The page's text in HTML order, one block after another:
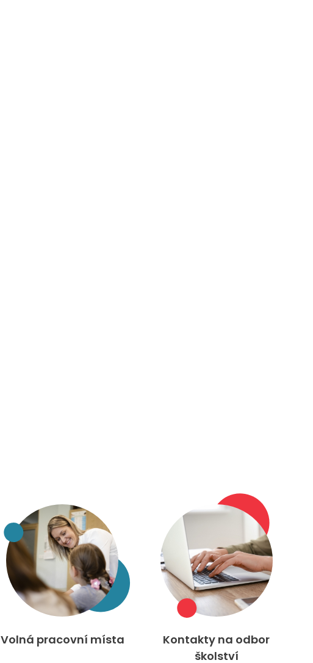
Volná pracovní místa
Kontakty na odbor
školství